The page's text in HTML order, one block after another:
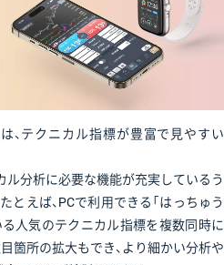
、テクニカル指標が豊富で見やすい
ル分析に必要な機能が充実しているう
とえば、PCで利用できる「はっちゅう
る人気のテクニカル指標を複数同時に
箇所の拡大もでき、より細かい分析や